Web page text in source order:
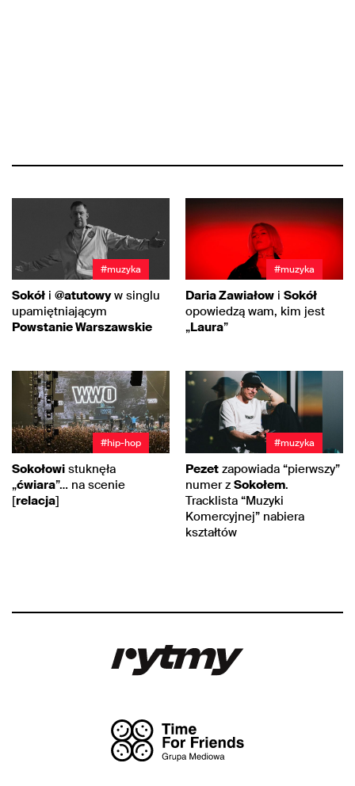
#muzyka
Sokół i @atutowyw singlu
upamiętniającym
Powstanie Warszawskie
#muzyka
Daria Zawiałow i Sokół
opowiedzą wam, kim jest
„Laura”
#hip-hop
Sokołowi stuknęła
„ćwiara”… na scenie
[relacja]
#muzyka
Pezet zapowiada “pierwszy”
numer z Sokołem.
Tracklista “Muzyki
Komercyjnej” nabiera
kształtów